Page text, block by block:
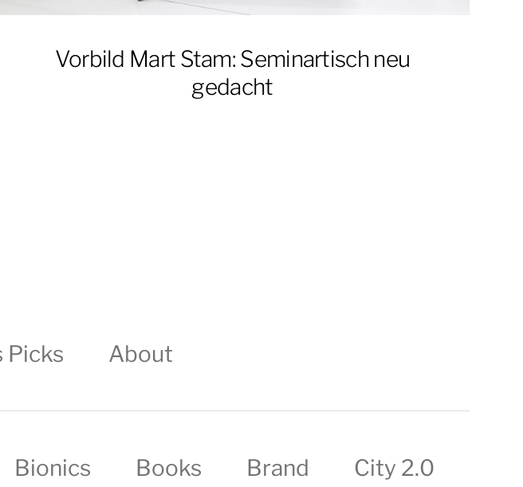
Vorbild Mart Stam: Seminartisch neu
gedacht
Picks About
Bionics Books Brand
City 2.0